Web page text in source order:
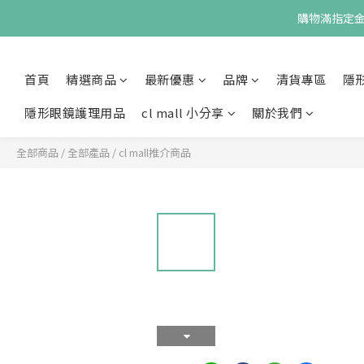
購物滿指定
首頁 精選商品 最新優惠 品牌 清貨專區
隱
隱形眼鏡護理用品
cl mall 小分享 關於我們
全部商品 / 全部產品 / cl mall推介商品